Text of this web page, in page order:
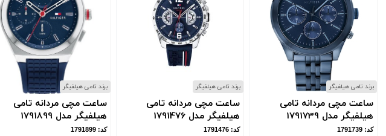
برند تامی هیلفیگر
ساعت مچی مردانه تامی
هیلفیگر مدل 1791739
کد: 1791739
برند تامی هیلفیگر
ساعت مچی مردانه تامی
هیلفیگر مدل 1791476
کد: 1791476
برند تامی هیلفیگر
ساعت مچی مردانه تامی
هیلفیگر مدل 1791899
کد: 1791899